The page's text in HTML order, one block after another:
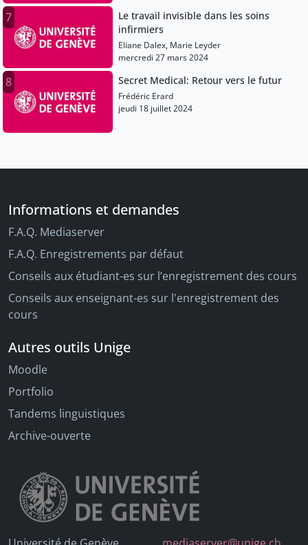
7
Le travail invisible dans les soins
infirmiers
Eliane Dalex, Marie Leyder
mercredi 27 mars 2024
8 Secret Medical: Retour vers le futur
Frédéric Erard
jeudi 18 juillet 2024
Informations et demandes
F.A.Q. Mediaserver
F.A.Q. Enregistrements par défaut
Conseils aux étudiant-es sur l’enregistrement des cours
Conseils aux enseignant-es sur l'enregistrement des
cours
Autres outils Unige
Moodle
Portfolio
Tandems linguistiques
Archive-ouverte